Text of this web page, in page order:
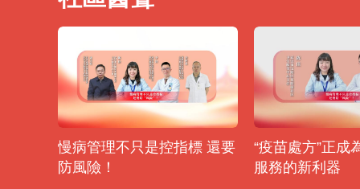
慢病管理不只是控指標 還要
防風險！
“疫苗處方”正成
服務的新利器